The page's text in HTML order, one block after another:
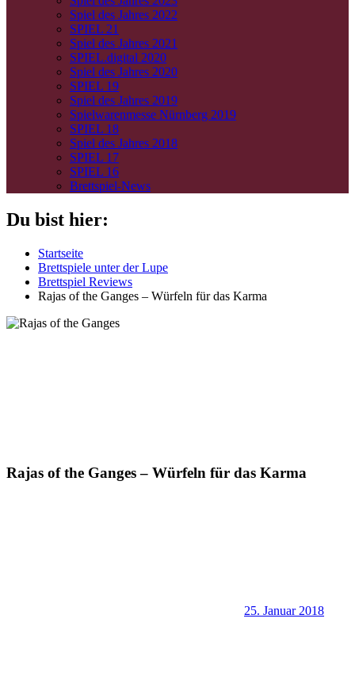
Spiel des Jahres 2022
SPIEL 21
Spiel des Jahres 2021
SPIEL.digital 2020
Spiel des Jahres 2020
SPIEL 19
Spiel des Jahres 2019
Spielwarenmesse Nürnberg 2019
SPIEL 18
Spiel des Jahres 2018
SPIEL 17
SPIEL 16
Brettspiel-News
Du bist hier:
Startseite
Brettspiele unter der Lupe
Brettspiel Reviews
Rajas of the Ganges – Würfeln für das Karma
Rajas of the Ganges – Würfeln für das Karma
25. Januar 2018